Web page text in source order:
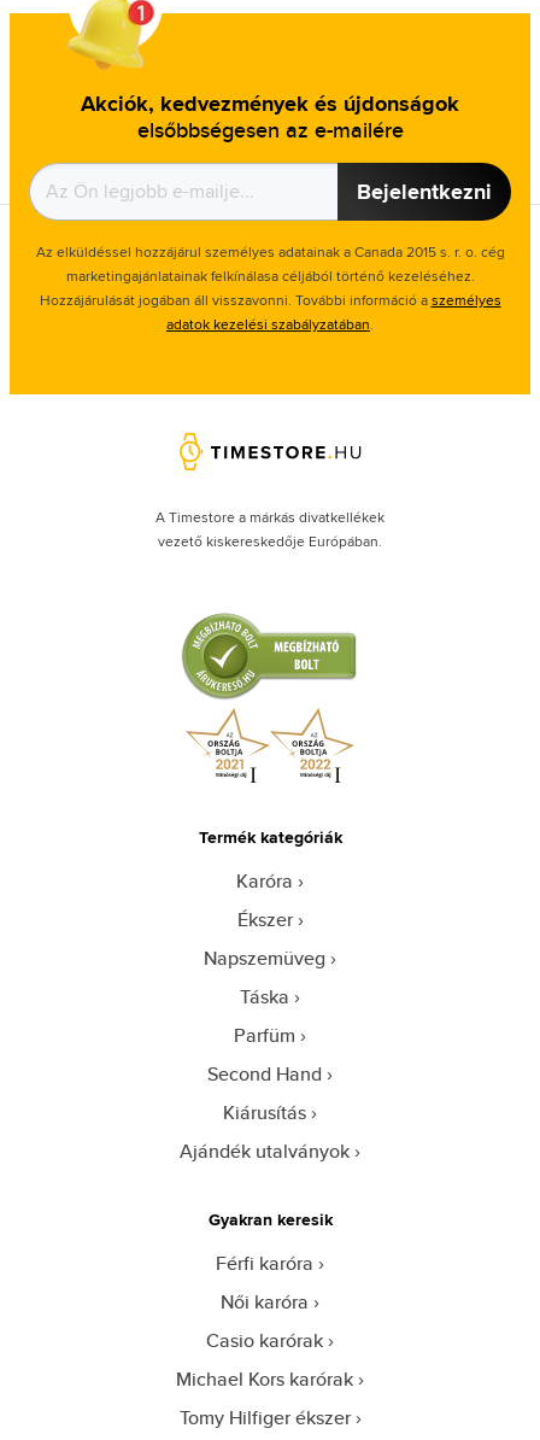
Akciók, kedvezmények és újdonságok
elsőbbségesen az e-mailére
Bejelentkezni
Az elküldéssel hozzájárul személyes adatainak a Canada 2015 s. r. o. cég
marketingajánlatainak felkínálasa céljából történő kezeléséhez.
Hozzájárulását jogában áll visszavonni. További információ aszemélyes
adatok kezelési szabályzatában.
A Timestore a márkás divatkellékek
vezető kiskereskedője Európában.
Termék kategóriák
Karóra
Ékszer
Napszemüveg
Táska
Parfüm
Second Hand
Kiárusítás
Ajándék utalványok
Gyakran keresik
Férfi karóra
Női karóra
Casio karórak
Michael Kors karórak
Tomy Hilfiger ékszer